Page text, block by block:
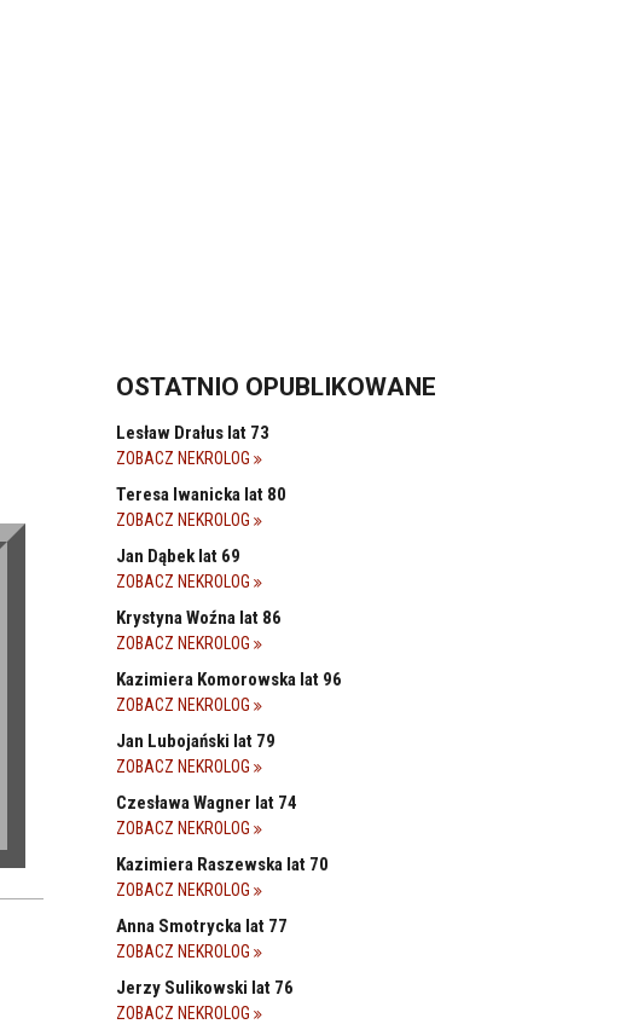
OSTATNIO OPUBLIKOWANE
Lesław Drałus lat 73
ZOBACZ NEKROLOG
Teresa Iwanicka lat 80
ZOBACZ NEKROLOG
Jan Dąbek lat 69
ZOBACZ NEKROLOG
Krystyna Woźna lat 86
ZOBACZ NEKROLOG
Kazimiera Komorowska lat 96
ZOBACZ NEKROLOG
Jan Lubojański lat 79
ZOBACZ NEKROLOG
Czesława Wagner lat 74
ZOBACZ NEKROLOG
Kazimiera Raszewska lat 70
ZOBACZ NEKROLOG
Anna Smotrycka lat 77
ZOBACZ NEKROLOG
Jerzy Sulikowski lat 76
ZOBACZ NEKROLOG